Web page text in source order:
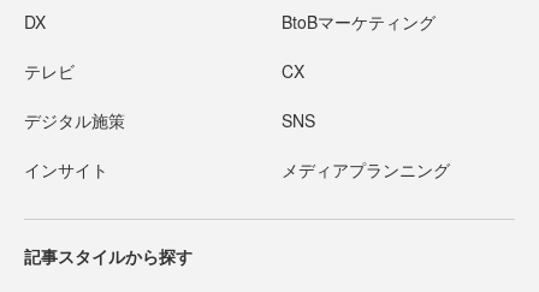
DX BtoBマーケティング
テレビ CX
デジタル施策 SNS
インサイト メディアプランニング
記事スタイルから探す